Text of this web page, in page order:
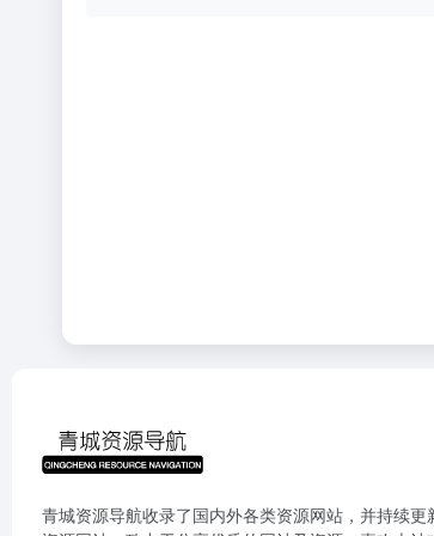
青城资源导航收录了国内外各类资源网站，并持续更